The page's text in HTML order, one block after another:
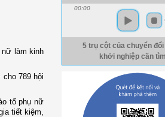
nữ làm kinh
789 hội
tổ phụ nữ
tiết kiệm,
00:00
5 trụ cột của chuyển
khởi nghiệp cần